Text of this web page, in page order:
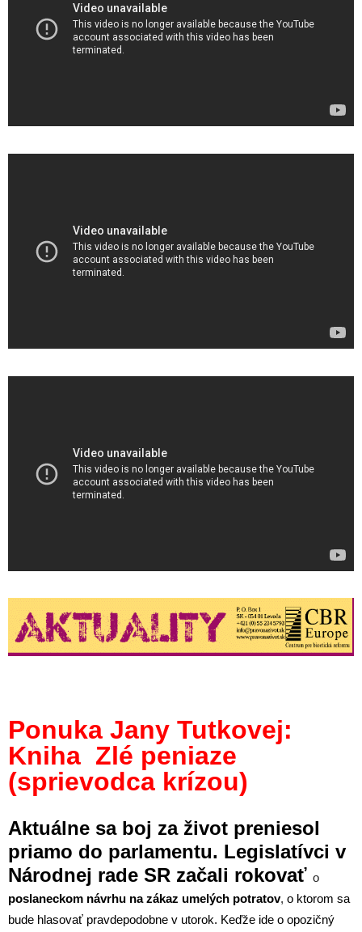
Ponuka Jany Tutkovej:
Kniha Zlé peniaze
(sprievodca krízou)
Aktuálne sa boj za život preniesol
priamo do parlamentu. Legislatívci v
Národnej rade SR začali rokovať o
poslaneckom návrhu na zákaz umelých potratov, o ktorom sa
bude hlasovať pravdepodobne v utorok. Keďže ide o opozičný